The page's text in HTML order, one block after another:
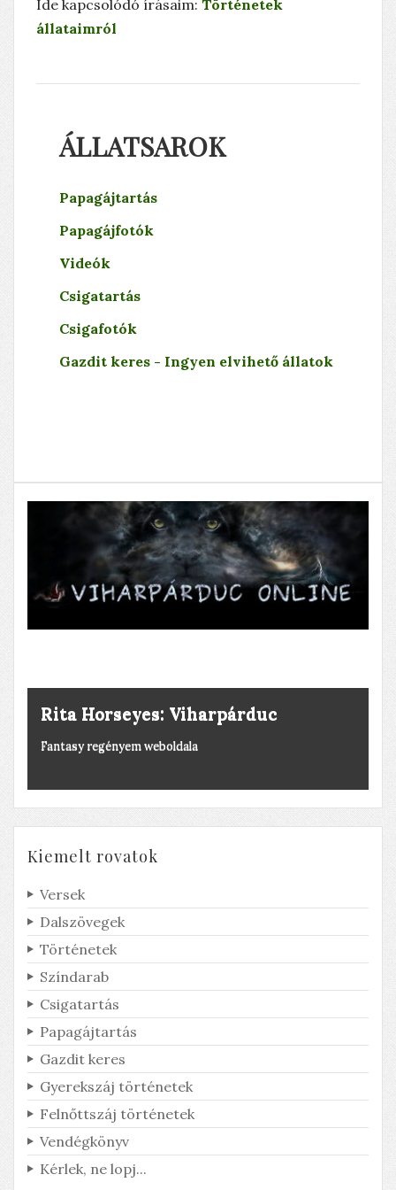
Ide kapcsolódó írásaim: Történetek
állataimról
ÁLLATSAROK
Papagájtartás
Papagájfotók
Videók
Csigatartás
Csigafotók
Gazdit keres - Ingyen elvihető állatok
Horgászat, kegyeletsértés, stb.
Derült égből pingpong
Honnan jött a labda?
Kiemelt rovatok
Versek
Dalszövegek
Történetek
Színdarab
Csigatartás
Papagájtartás
Gazdit keres
Gyerekszáj történetek
Felnőttszáj történetek
Vendégkönyv
Kérlek, ne lopj...